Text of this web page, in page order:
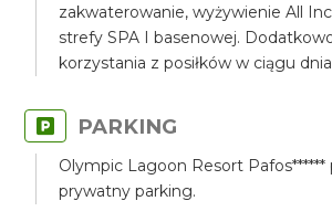
zakwaterowanie, wyżywienie All
strefy SPA I basenowej.
korzystania z posiłków w ciągu
PARKING
Olympic Lagoon Resort Pafos******
prywatny parking.